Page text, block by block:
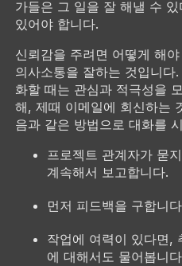
가들은 그 일을 잘 해낼 수
있어야 합니다.
신뢰감을 주려면 어떻게 해
의사소통을 잘하는 것입니다
화할 때는 관심과 적극성을
해, 제때 이메일에 회신하는
음과 같은 방법으로 대화를
프로젝트 관계자가 묻
계속해서 보고합니다.
먼저 피드백을 구합니
작업에 여력이 있다면,
에 대해서도 물어봅니